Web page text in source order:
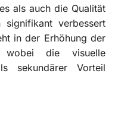
als auch die Qualität
signifikant verbessert
in der Erhöhung der
wobei die visuelle
sekundärer Vorteil